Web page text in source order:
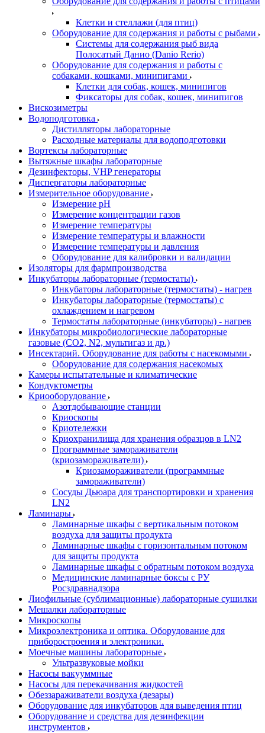
Клетки и стеллажи (для птиц)
Оборудование для содержания и работы с рыбами
Системы для содержания рыб вида
Полосатый Данио (Danio Rerio)
Оборудование для содержания и работы с
собаками, кошками, минипигами
Клетки для собак, кошек, минипигов
Фиксаторы для собак, кошек, минипигов
Вискозиметры
Водоподготовка
Дистилляторы лабораторные
Расходные материалы для водоподготовки
Вортексы лабораторные
Вытяжные шкафы лабораторные
Дезинфекторы, VHP генераторы
Диспергаторы лабораторные
Измерительное оборудование
Измерение pH
Измерение концентрации газов
Измерение температуры
Измерение температуры и влажности
Измерение температуры и давления
Оборудование для калибровки и валидации
Изоляторы для фармпроизводства
Инкубаторы лабораторные (термостаты)
Инкубаторы лабораторные (термостаты) - нагрев
Инкубаторы лабораторные (термостаты) с
охлаждением и нагревом
Термостаты лабораторные (инкубаторы) - нагрев
Инкубаторы микробиологические лабораторные
газовые (CO2, N2, мультигаз и др.)
Инсектарий. Оборудование для работы с насекомыми
Оборудование для содержания насекомых
Камеры испытательные и климатические
Кондуктометры
Криооборудование
Азотдобывающие станции
Криоскопы
Криотележки
Криохранилища для хранения образцов в LN2
Программные замораживатели
(криозамораживатели)
Криозамораживатели (программные
замораживатели)
Сосуды Дьюара для транспортировки и хранения
LN2
Ламинары
Ламинарные шкафы с вертикальным потоком
воздуха для защиты продукта
Ламинарные шкафы с горизонтальным потоком
для защиты продукта
Ламинарные шкафы с обратным потоком воздуха
Медицинские ламинарные боксы с РУ
Росздравнадзора
Лиофильные (сублимационные) лабораторные сушилки
Мешалки лабораторные
Микроскопы
Микроэлектроника и оптика. Оборудование для
приборостроения и электроники.
Моечные машины лабораторные
Ультразвуковые мойки
Насосы вакууммные
Насосы для перекачивания жидкостей
Обеззараживатели воздуха (дезары)
Оборудование для инкубаторов для выведения птиц
Оборудование и средства для дезинфекции
инструментов